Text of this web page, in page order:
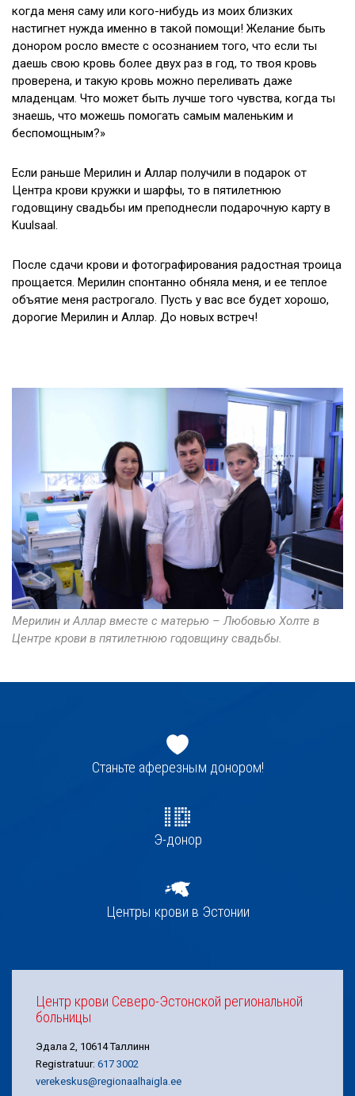
когда меня саму или кого-нибудь из моих близких
настигнет нужда именно в такой помощи! Желание быть
донором росло вместе с осознанием того, что если ты
даешь свою кровь более двух раз в год, то твоя кровь
проверена, и такую кровь можно переливать даже
младенцам. Что может быть лучше того чувства, когда ты
знаешь, что можешь помогать самым маленьким и
беспомощным?»
Если раньше Мерилин и Аллар получили в подарок от
Центра крови кружки и шарфы, то в пятилетнюю
годовщину свадьбы им преподнесли подарочную карту в
Kuulsaal.
После сдачи крови и фотографирования радостная троица
прощается. Мерилин спонтанно обняла меня, и ее теплое
объятие меня растрогало. Пусть у вас все будет хорошо,
дорогие Мерилин и Аллар. До новых встреч!
Мерилин и Аллар вместе с матерью – Любовью Холте в
Центре крови в пятилетнюю годовщину свадьбы.
navigatsioonСтаньте аферезным донором!
Э-донор
Центры крови в Эстонии
Центр крови Северо-Эстонской региональной
больницы
Эдала 2, 10614 Таллинн
Registratuur: 617 3002
verekeskus@regionaalhaigla.ee